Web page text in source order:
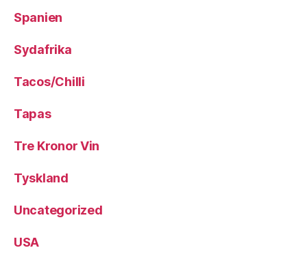
Spanien
Sydafrika
Tacos/Chilli
Tapas
Tre Kronor Vin
Tyskland
Uncategorized
USA